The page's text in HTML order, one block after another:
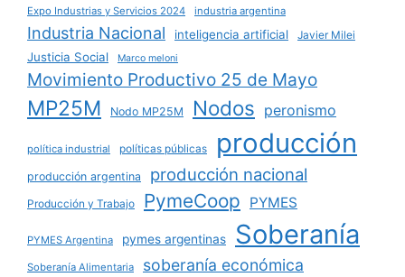
Expo Industrias y Servicios 2024 industria argentina
Industria Nacional inteligencia artificial Javier Milei
Justicia Social Marco meloni
Movimiento Productivo 25 de Mayo
MP25M Nodo MP25M Nodos peronismo
política industrial políticas públicas producción
producción argentina producción nacional
Producción y Trabajo PymeCoop PYMES
PYMES Argentina pymes argentinas Soberanía
Soberanía Alimentaria soberanía económica